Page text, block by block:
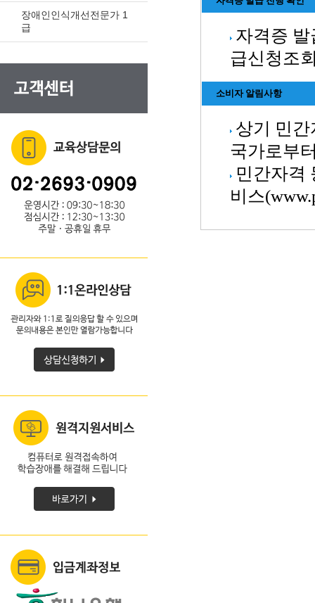
장애인인식개선전문가 1
급
자격증
급신청조
소비자 알림사항
상기 민
국가로부
민간자격
비스